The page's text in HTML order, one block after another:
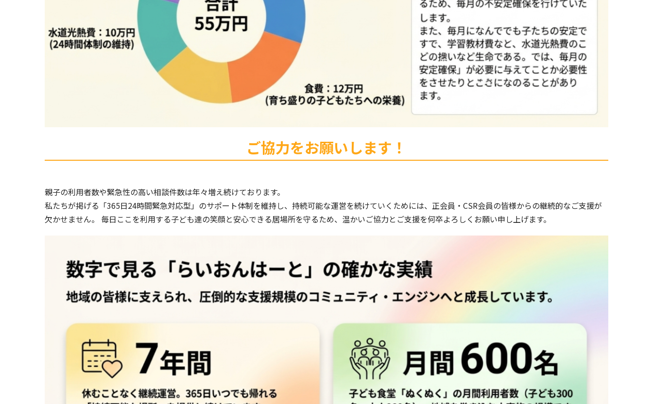
ご協力をお願いします！
親子の利用者数や緊急性の高い相談件数は年々増え続けております。
私たちが掲げる「365日24時間緊急対応型」のサポート体制を維持し、持続可能な運営を続けていくためには、正会員・CSR会員の皆様からの継続的なご支援が
欠かせません。 毎日ここを利用する子ども達の笑顔と安心できる居場所を守るため、温かいご協力とご支援を何卒よろしくお願い申し上げます。